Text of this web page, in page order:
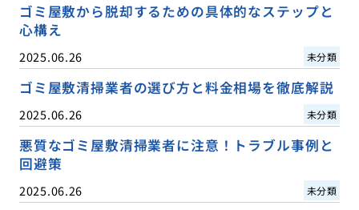
ゴミ屋敷から脱却するための具体的なステップと
心構え
2025.06.26 未分類
ゴミ屋敷清掃業者の選び方と料金相場を徹底解説
2025.06.26 未分類
悪質なゴミ屋敷清掃業者に注意！トラブル事例と
回避策
2025.06.26 未分類